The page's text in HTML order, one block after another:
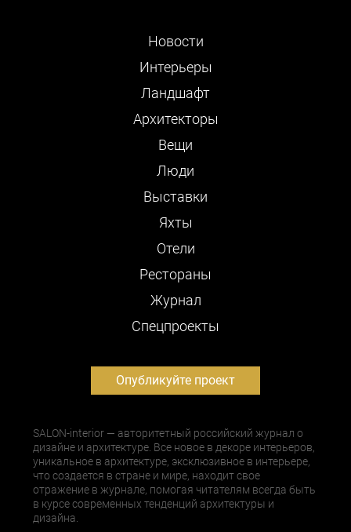
Новости
Интерьеры
Ландшафт
Архитекторы
Вещи
Люди
Выставки
Яхты
Отели
Рестораны
Журнал
Cпецпроекты
Опубликуйте проект
SALON-interior — авторитетный российский журнал о
дизайне и архитектуре. Все новое в декоре интерьеров,
уникальное в архитектуре, эксклюзивное в интерьере,
что создается в стране и мире, находит свое
отражение в журнале, помогая читателям всегда быть
в курсе современных тенденций архитектуры и
дизайна.